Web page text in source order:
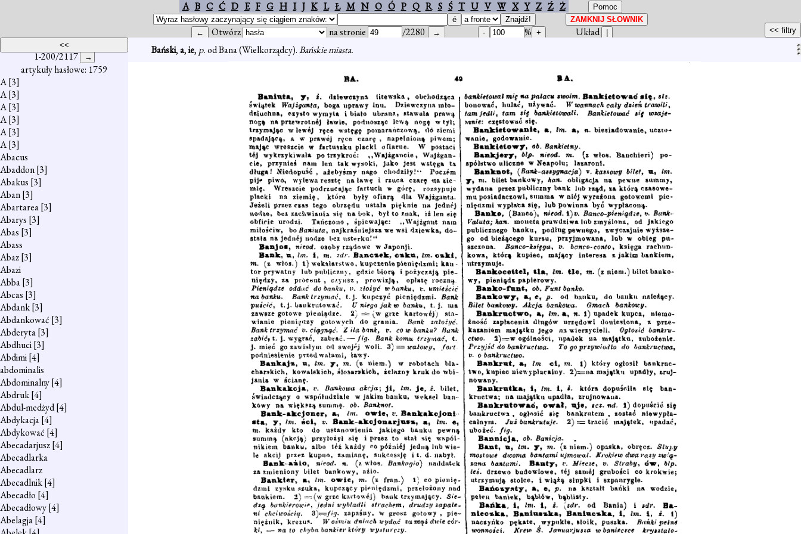
A B C Ć D E F G H I J K L Ł M N O Ó P Q R S Ś T U V W X Y Z Ź Ż
Otwórz na stronie /2280 %
Układ
1-200/2117
artykuły hasłowe: 1759
A[3]
A[3]
A[3]
A[3]
A[3]
A[3]
Abacus
Abaddon[3]
Abakus [3]
Aban[3]
Abartarea[3]
Abarys [3]
Abas [3]
Abass
Abaz[3]
Abazi
Abba[3]
Abcas [3]
Abdank[3]
Abdankować [3]
Abderyta[3]
Abdhuci[3]
Abdimi[4]
abdominalis
Abdominalny[4]
Abdruk[4]
Abdul-medżyd[4]
Abdykacja[4]
Abdykować [4]
Abecadarjusz[4]
Abecadlarka
Abecadlarz
Abecadlnik[4]
Abecadło [4]
Abecadłowy[4]
Abelagja[4]
Bański,a,ie, p.od Bana (Wielkorządcy).Bańskie miasta.